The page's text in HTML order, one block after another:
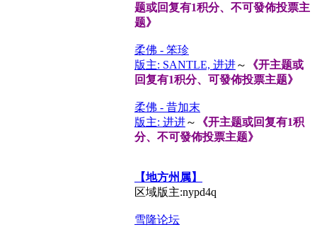
题或回复有1积分、不可發佈投票主
题》
柔佛 - 笨珍
版主: SANTLE, 进进～
《开主题或
回复有1积分、可發佈投票主题》
柔佛 - 昔加末
版主: 进进～
《开主题或回复有1积
分、不可發佈投票主题》
【地方州属】
区域版主:nypd4q
雪隆论坛